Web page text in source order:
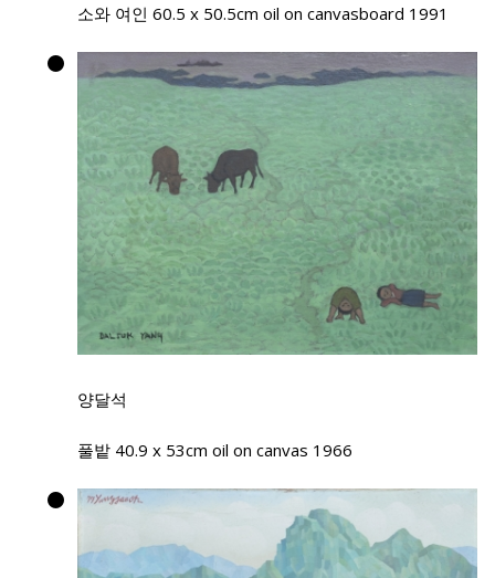
소와 여인 60.5 x 50.5cm oil on canvasboard 1991
양달석
풀밭 40.9 x 53cm oil on canvas 1966